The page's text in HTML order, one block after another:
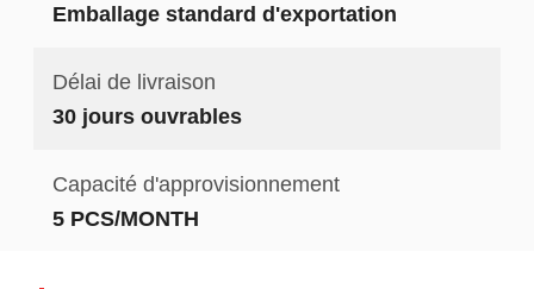
Emballage standard d'exportation
Délai de livraison
30 jours ouvrables
Capacité d'approvisionnement
5 PCS/MONTH